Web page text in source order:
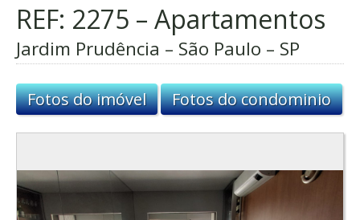
REF: 2275 – Apartamentos
Jardim Prudência – São Paulo – SP
Fotos do imóvel Fotos do condominio